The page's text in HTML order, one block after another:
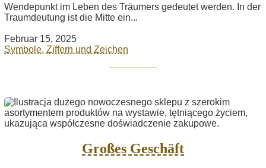
Wendepunkt im Leben des Träumers gedeutet werden. In der
Traumdeutung ist die Mitte ein...
Februar 15, 2025
Symbole, Ziffern und Zeichen
Großes Geschäft